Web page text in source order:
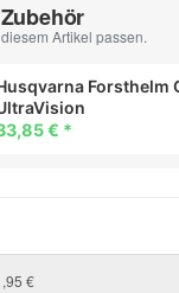
Artikel passen.
Forsthelm
€ *
€